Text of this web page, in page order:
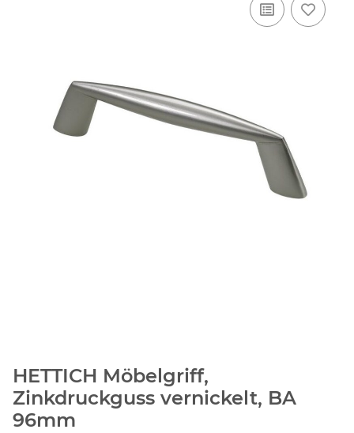
HETTICH Möbelgriff,
Zinkdruckguss vernickelt, BA
96mm